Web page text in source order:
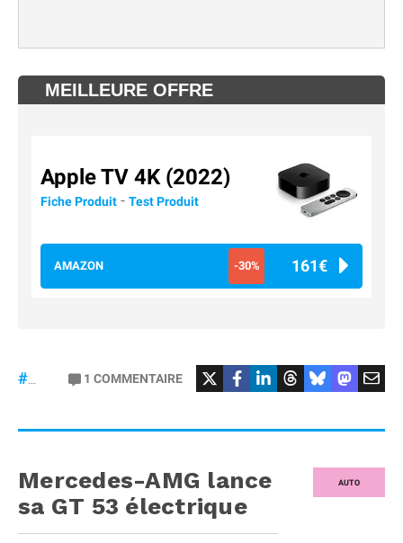
MEILLEURE OFFRE
Apple TV 4K (2022)
Fiche Produit - Test Produit
AMAZON -30% 161€
#DisneyPlus #Football #liga
1 COMMENTAIRE
AUTO
Mercedes-AMG lance
sa GT 53 électrique